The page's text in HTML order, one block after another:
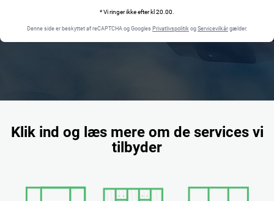
* Vi ringer ikke efter kl 20.00.
Denne side er beskyttet af reCAPTCHA og Googles Privatlivspolitik og Servicevilkår gælder.
Klik ind og læs mere om de services vi
tilbyder